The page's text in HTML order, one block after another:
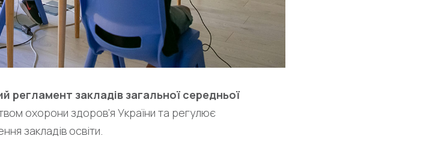
регламент закладів загальної середньої
охорони здоров’я України та регулює
закладів освіти.